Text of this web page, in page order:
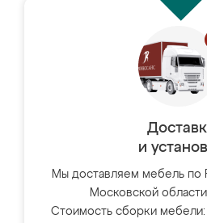
и
Мы доставляем мебель по
Московской
Стоимость сборки